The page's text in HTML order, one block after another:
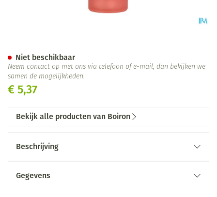
€ 5,37
Niet beschikbaar
Neem contact op met ons via telefoon of e-mail, dan bekijken we
samen de mogelijkheden.
Bekijk alle producten van Boiron
Beschrijving
Gegevens